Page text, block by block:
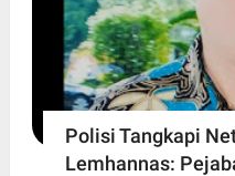
Polisi Tangkapi
Lemhannas: